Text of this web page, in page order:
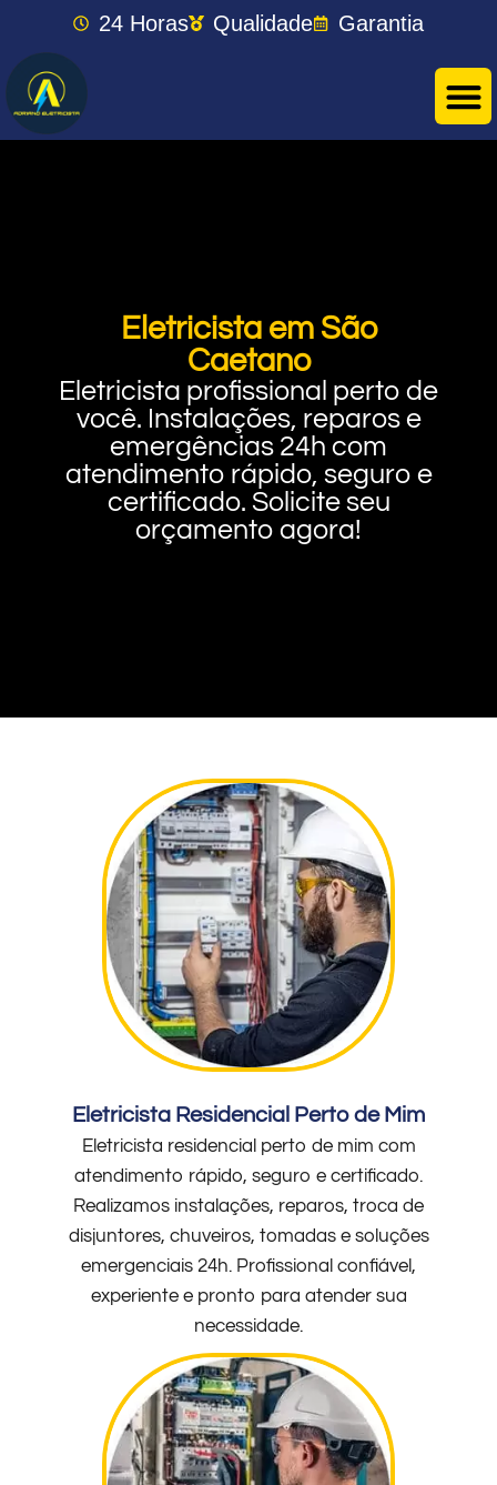
24 Horas Qualidade Garantia
Eletricista em São
Caetano
Eletricista profissional perto de
você. Instalações, reparos e
emergências 24h com
atendimento rápido, seguro e
certificado. Solicite seu
orçamento agora!
Eletricista Residencial Perto de Mim
Eletricista residencial perto de mim com
atendimento rápido, seguro e certificado.
Realizamos instalações, reparos, troca de
disjuntores, chuveiros, tomadas e soluções
emergenciais 24h. Profissional confiável,
experiente e pronto para atender sua
necessidade.